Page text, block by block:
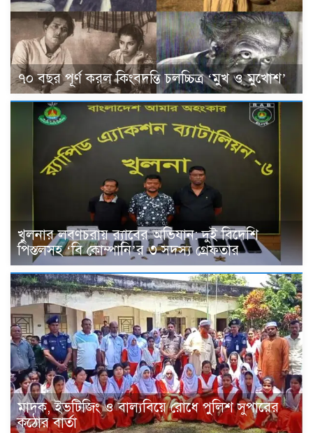
৭০ বছর পূর্ণ করল কিংবদন্তি চলচ্চিত্র ‘মুখ ও মুখোশ’
খুলনার লবণচরায় র‍্যাবের অভিযান: দুই বিদেশি
পিস্তলসহ ‘বি কোম্পানি’র ৩ সদস্য গ্রেফতার
মাদক, ইভটিজিং ও বাল্যবিয়ে রোধে পুলিশ সুপারের
কঠোর বার্তা